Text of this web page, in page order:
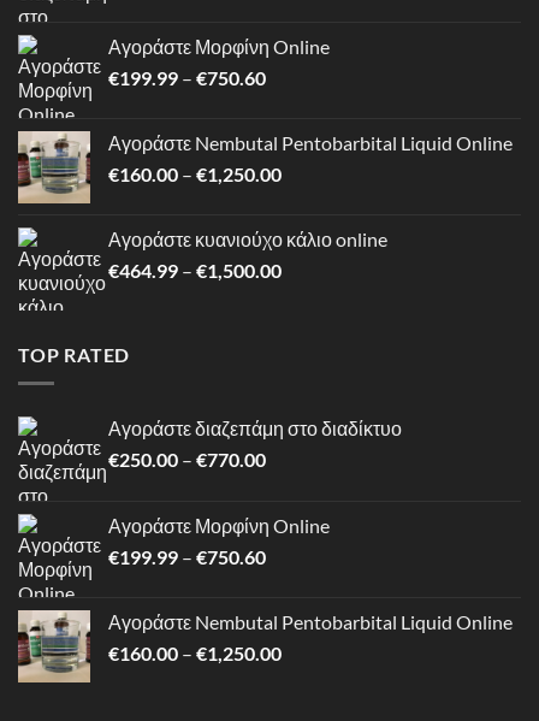
through
€770.00
Αγοράστε Μορφίνη Online
€199.99 – €750.60Price
through
€750.60
Αγοράστε Nembutal Pentobarbital Liquid Online
€160.00 – €1,250.00Price
through
€1,250.00
Αγοράστε κυανιούχο κάλιο online
€464.99 – €1,500.00Price
TOP RATED
Αγοράστε διαζεπάμη στο διαδίκτυο
€250.00 – €770.00Price
through
€770.00
Αγοράστε Μορφίνη Online
€199.99 – €750.60Price
through
€750.60
Αγοράστε Nembutal Pentobarbital Liquid Online
€160.00 – €1,250.00Price